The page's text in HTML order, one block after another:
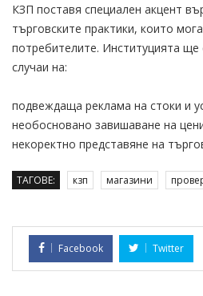
КЗП поставя специален акцент
търговските практики, които
потребителите. Институцията ще
случаи на:
подвеждаща реклама на стоки и
необосновано завишаване на
некоректно представяне на
ТАГОВЕ: кзп магазини
Facebook Twitter